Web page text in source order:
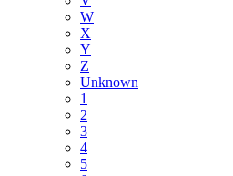
W
X
Y
Z
Unknown
1
2
3
4
5